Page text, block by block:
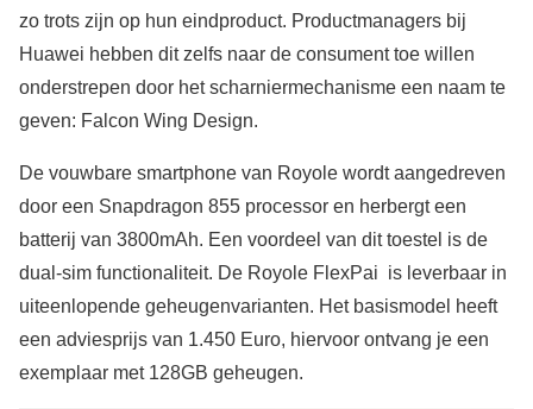
zo trots zijn op hun eindproduct. Productmanagers bij
Huawei hebben dit zelfs naar de consument toe willen
onderstrepen door het scharniermechanisme een naam te
geven: Falcon Wing Design.
De vouwbare smartphone van Royole wordt aangedreven
door een Snapdragon 855 processor en herbergt een
batterij van 3800mAh. Een voordeel van dit toestel is de
dual-sim functionaliteit. De Royole FlexPai is leverbaar in
uiteenlopende geheugenvarianten. Het basismodel heeft
een adviesprijs van 1.450 Euro, hiervoor ontvang je een
exemplaar met 128GB geheugen.